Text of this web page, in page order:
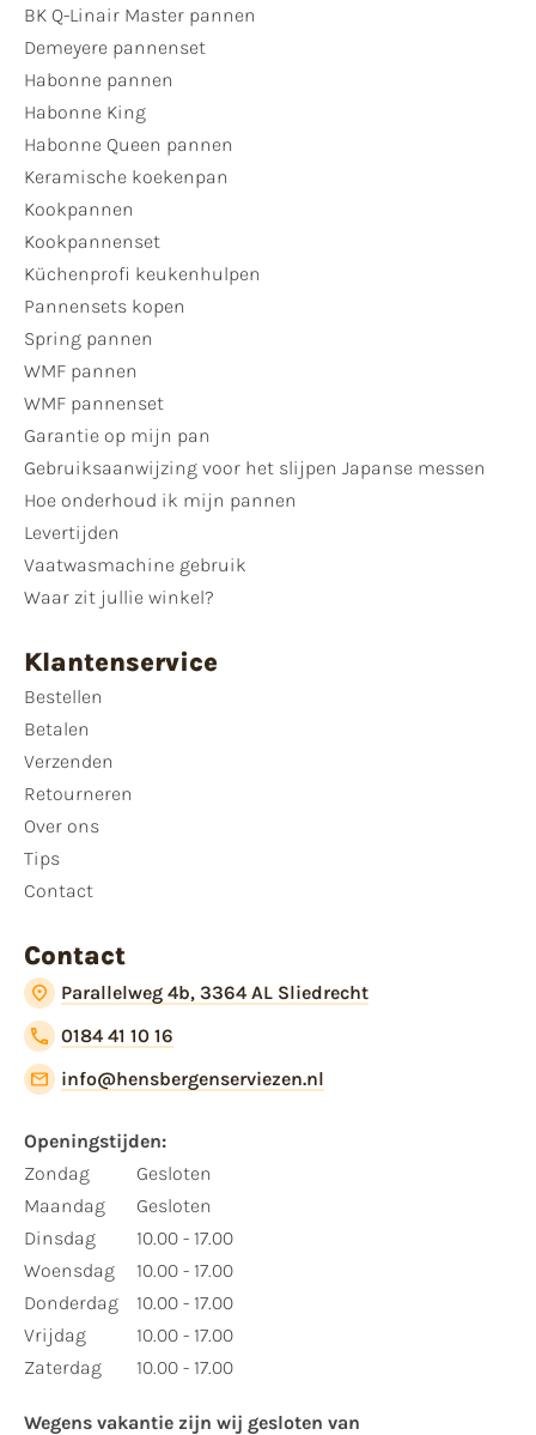
BK Q-Linair Master pannen
Demeyere pannenset
Habonne pannen
Habonne King
Habonne Queen pannen
Keramische koekenpan
Kookpannen
Kookpannenset
Küchenprofi keukenhulpen
Pannensets kopen
Spring pannen
WMF pannen
WMF pannenset
Garantie op mijn pan
Gebruiksaanwijzing voor het slijpen Japanse messen
Hoe onderhoud ik mijn pannen
Levertijden
Vaatwasmachine gebruik
Waar zit jullie winkel?
Klantenservice
Bestellen
Betalen
Verzenden
Retourneren
Over ons
Tips
Contact
Contact
Parallelweg 4b, 3364 AL Sliedrecht
0184 41 10 16
info@hensbergenserviezen.nl
Openingstijden:​
​Zondag
Maandag
Dinsdag
Woensdag
Donderdag
Vrijdag
Zaterdag
Gesloten
Gesloten
10.00 - 17.00
10.00 - 17.00
10.00 - 17.00
10.00 - 17.00
10.00 - 17.00
Wegens vakantie zijn wij gesloten van ​